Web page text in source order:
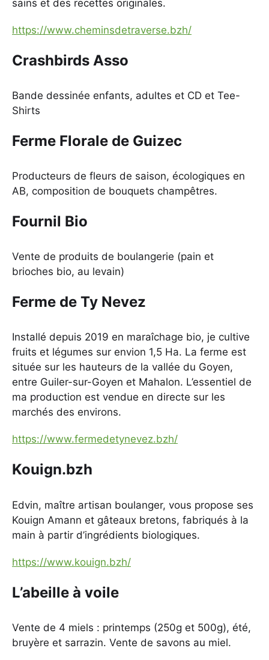
sains et des recettes originales.
https://www.cheminsdetraverse.bzh/
Crashbirds Asso
Bande dessinée enfants, adultes et CD et Tee-
Shirts
Ferme Florale de Guizec
Producteurs de fleurs de saison, écologiques en
AB, composition de bouquets champêtres.
Fournil Bio
Vente de produits de boulangerie (pain et
brioches bio, au levain)
Ferme de Ty Nevez
Installé depuis 2019 en maraîchage bio, je cultive
fruits et légumes sur envion 1,5 Ha. La ferme est
située sur les hauteurs de la vallée du Goyen,
entre Guiler-sur-Goyen et Mahalon. L’essentiel de
ma production est vendue en directe sur les
marchés des environs.
https://www.fermedetynevez.bzh/
Kouign.bzh
Edvin, maître artisan boulanger, vous propose ses
Kouign Amann et gâteaux bretons, fabriqués à la
main à partir d’ingrédients biologiques.
https://www.kouign.bzh/
L’abeille à voile
Vente de 4 miels : printemps (250g et 500g), été,
bruyère et sarrazin. Vente de savons au miel.